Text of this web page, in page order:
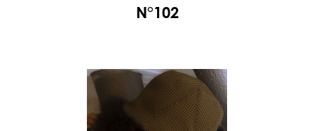
N°102